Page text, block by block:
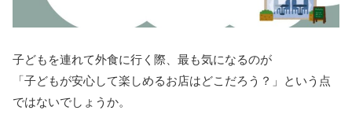
子どもを連れて外食に行く際、最も気になるのが
「子どもが安心して楽しめるお店はどこだろう？」という点
ではないでしょうか。